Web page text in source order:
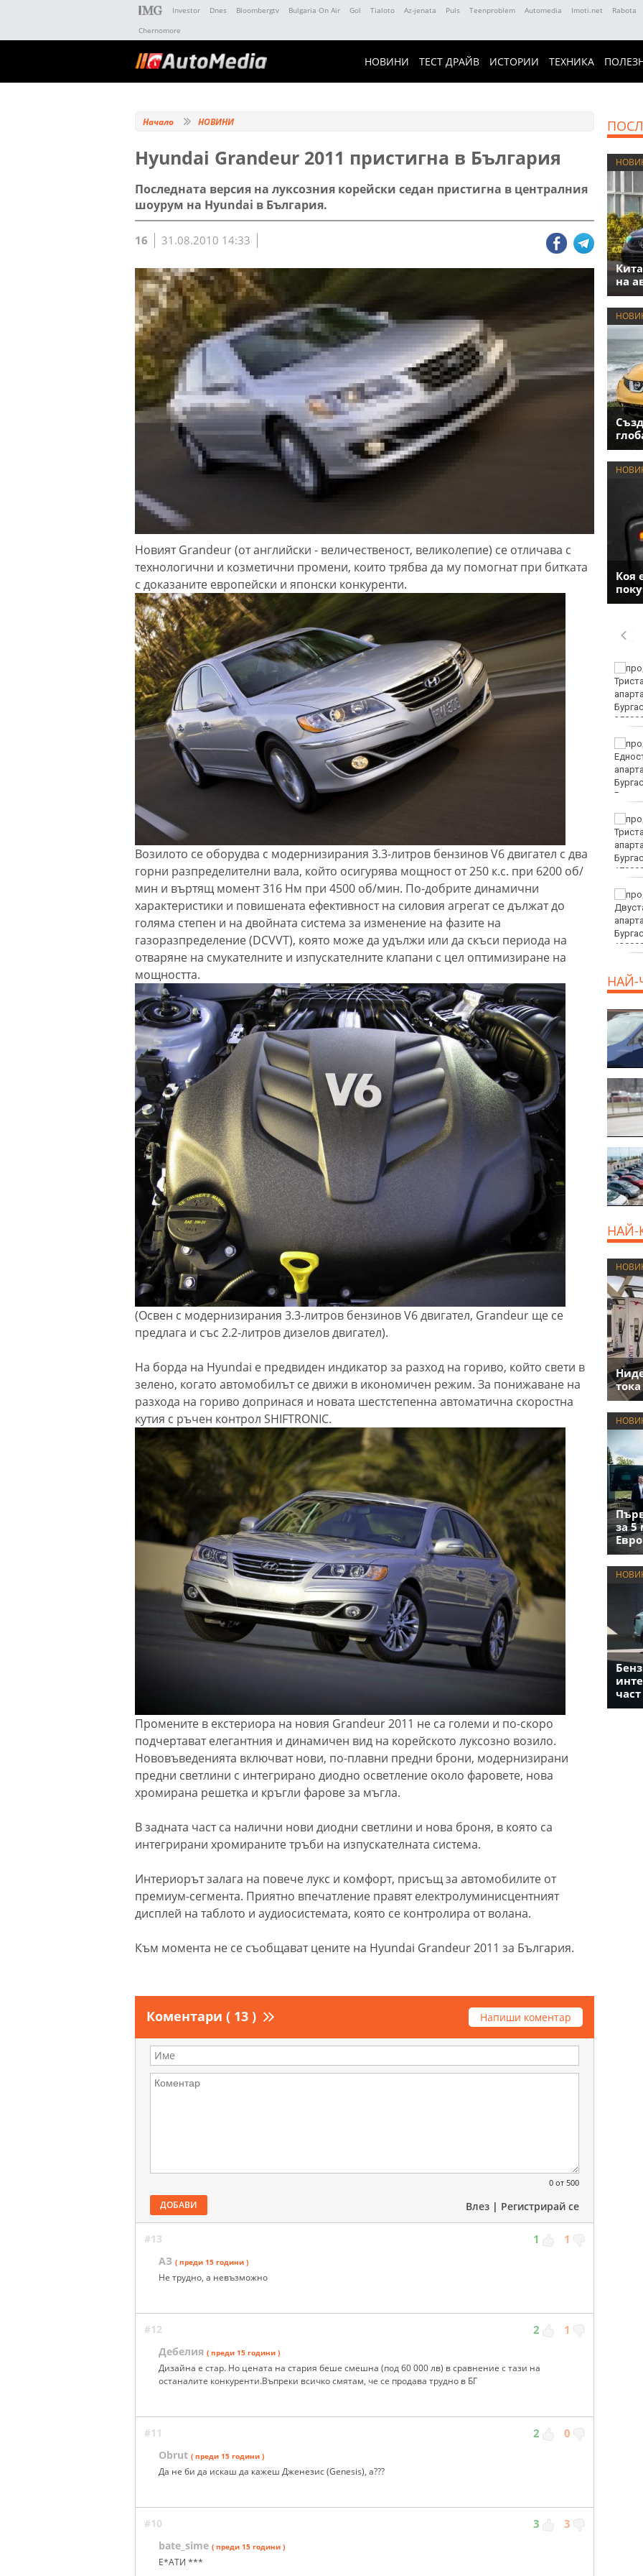
Investor Dnes Bloombergtv Bulgaria On Air Gol Tialoto Az-jenata Puls Teenproblem Automedia Imoti.net Rabota
Chernomore
НОВИНИ ТЕСТ ДРАЙВ ИСТОРИИ ТЕХНИКА
Начало НОВИНИ
Hyundai Grandeur 2011 пристигна в България
Последната версия на луксозния корейски седан пристигна в централния
шоурум на Hyundai в България.
16 31.08.2010 14:33
Новият Grandeur (от английски - величественост, великолепие) се отличава с
технологични и козметични промени, които трябва да му помогнат при битката
с доказаните европейски и японски конкуренти.
Возилото се оборудва с модернизирания 3.3-литров бензинов V6 двигател с два
горни разпределителни вала, който осигурява мощност от 250 к.с. при 6200 об/
мин и въртящ момент 316 Нм при 4500 об/мин. По-добрите динамични
характеристики и повишената ефективност на силовия агрегат се дължат до
голяма степен и на двойната система за изменение на фазите на
газоразпределение (DCVVT), която може да удължи или да скъси периода на
отваряне на смукателните и изпускателните клапани с цел оптимизиране на
мощността.
(Освен с модернизирания 3.3-литров бензинов V6 двигател, Grandeur ще се
предлага и със 2.2-литров дизелов двигател).
На борда на Hyundai е предвиден индикатор за разход на гориво, който свети в
зелено, когато автомобилът се движи в икономичен режим. За понижаване на
разхода на гориво допринася и новата шестстепенна автоматична скоростна
кутия с ръчен контрол SHIFTRONIC.
Промените в екстериора на новия Grandeur 2011 не са големи и по-скоро
подчертават елегантния и динамичен вид на корейското луксозно возило.
Нововъведенията включват нови, по-плавни предни брони, модернизирани
предни светлини с интегрирано диодно осветление около фаровете, нова
хромирана решетка и кръгли фарове за мъгла.
В задната част са налични нови диодни светлини и нова броня, в която са
интегрирани хромираните тръби на изпускателната система.
Интериорът залага на повече лукс и комфорт, присъщ за автомобилите от
премиум-сегмента. Приятно впечатление правят електролуминисцентният
дисплей на таблото и аудиосистемата, която се контролира от волана.
Към момента не се съобщават цените на Hyundai Grandeur 2011 за България.
Коментари ( 13 ) Напиши коментар
0 от 500
ДОБАВИ Влез | Регистрирай се
#13 1 1
АЗ ( преди 15 години )
Не трудно, а невъзможно
#12 2 1
Дебелия ( преди 15 години )
Дизайна е стар. Но цената на стария беше смешна (под 60 000 лв) в сравнение с тази на
останалите конкуренти.Въпреки всичко смятам, че се продава трудно в БГ
#11 2 0
Obrut ( преди 15 години )
Да не би да искаш да кажеш Дженезис (Genesis), а???
#10 3 3
bate_sime ( преди 15 години )
Е*АТИ ***
на
Коя
Убитият мъж на
Младежкия хълм в
Пловдив е от Кричим
изписват в лева и в
евро по закон
Хванаха за ден 29
шофьори с алкохол или
наркотици
НАЙ-
НАЙ-
за 5
част